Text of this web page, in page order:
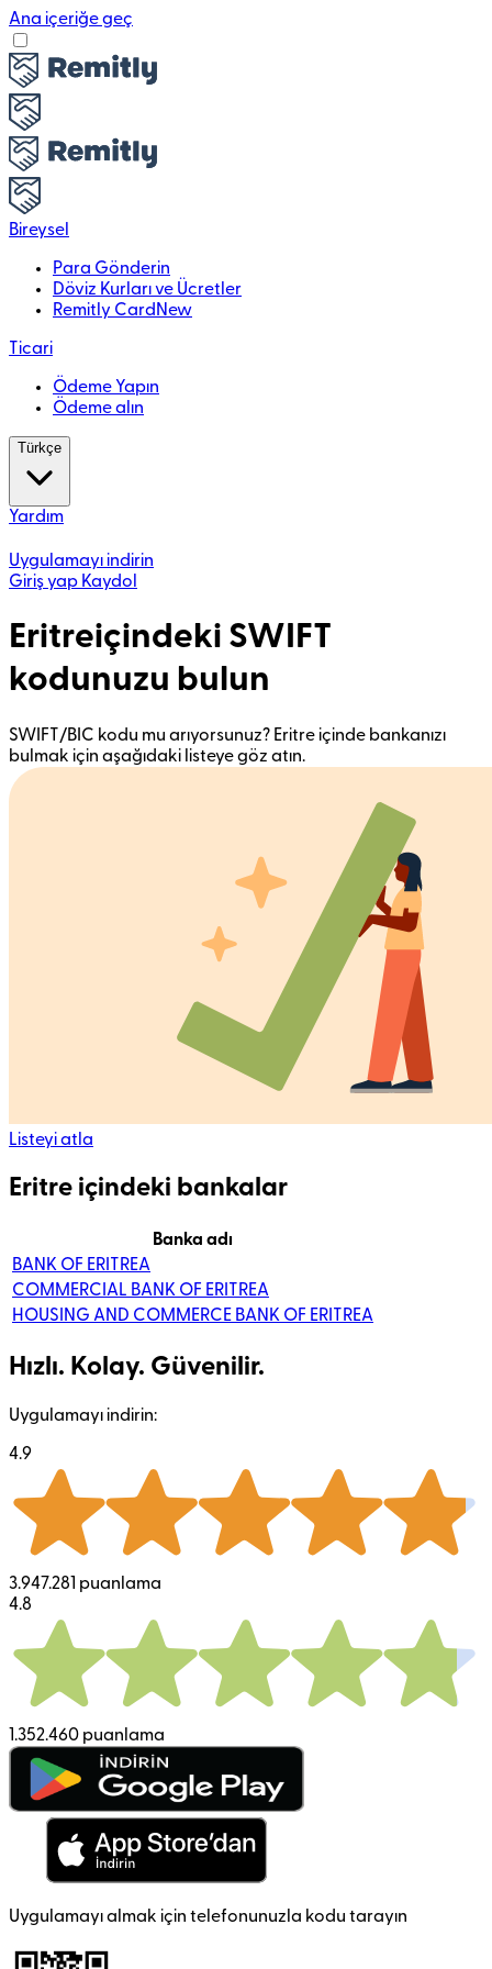
Ana içeriğe geç
Bireysel
Para Gönderin
Döviz Kurları ve Ücretler
Remitly Card New
Ticari
Ödeme Yapın
Ödeme alın
Türkçe
Yardım
Uygulamayı indirin
Giriş yap Kaydol
Eritreiçindeki SWIFT
kodunuzu bulun
SWIFT/BIC kodu mu arıyorsunuz? Eritre içinde bankanızı
bulmak için aşağıdaki listeye göz atın.
Listeyi atla
Eritre içindeki bankalar
Banka adı
BANK OF ERITREA
COMMERCIAL BANK OF ERITREA
HOUSING AND COMMERCE BANK OF ERITREA
Hızlı. Kolay. Güvenilir.
Uygulamayı indirin:
4.9
3.947.281 puanlama
4.8
1.352.460 puanlama
Uygulamayı almak için telefonunuzla kodu tarayın